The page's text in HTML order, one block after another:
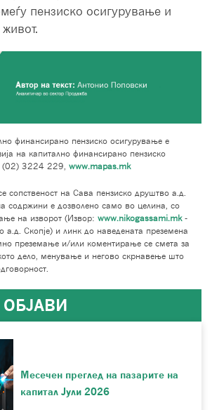
пензиско осигурување и
финансирано пензиско осигурување е
на капитално финансирано пензиско
3224 229, www.mapas.mk
сопственост на Сава пензиско друштво а.д.
содржини е дозволено само во целина, со
на изворот (Извор: www.nikogassami.mk-
а.д. Скопје) и линк до наведената преземена
преземање и/или коментирање се смета за
дело, менување и негово скрнавење што
Месечен преглед на пазарите на
капитал Јули 2026